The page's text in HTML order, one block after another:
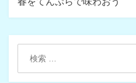
ゲ
ー
シ
ョ